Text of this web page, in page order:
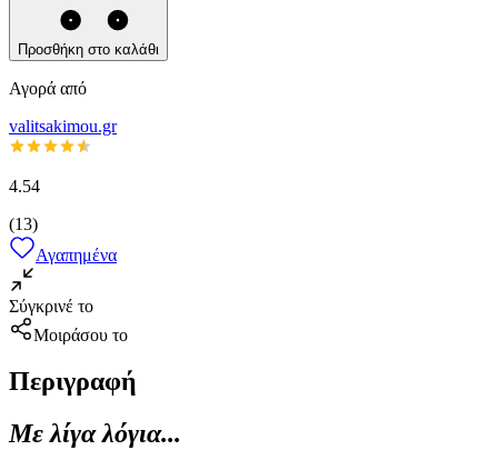
Προσθήκη στο καλάθι
Αγορά από
valitsakimou.gr
4.54
(13)
Αγαπημένα
Σύγκρινέ το
Μοιράσου το
Περιγραφή
Με λίγα λόγια...